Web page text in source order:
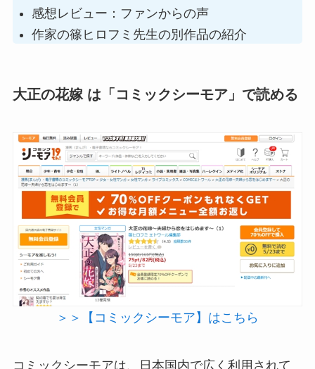
感想レビュー：ファンからの声
作家の篠ヒロフミ先生の別作品の紹介
大正の花嫁 は「コミックシーモア」で読める
＞＞【コミックシーモア】はこちら
コミックシーモアは、日本国内で広く利用されて